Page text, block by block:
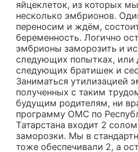
яйцеклеток, из которых
несколько эмбрионов.
переносим и ждём,
беременность. Логично
эмбрионы заморозить и
следующих попытках, или
следующих братишек и
Заниматься утилизацией
полученных с таким
будущим родителям, ни
программу ОМС по
Татарстана входит 2
заморозки. Мы в
тоже обеспечивали 2, а